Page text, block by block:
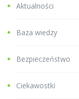
Aktualności
Baza wiedzy
Bezpieczeństwo
Ciekawostki